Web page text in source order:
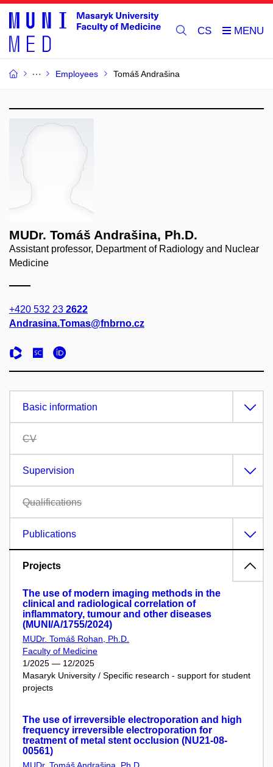
CS
Employees Tomáš Andrašina
MUDr. Tomáš Andrašina, Ph.D.
Assistant professor, Department of Radiology and Nuclear
Medicine
+420 532 23 2622
Andrasina.Tomas@fnbrno.cz
Basic information
CV
Supervision
Qualifications
Publications
Projects
The use of modern imaging methods in the
clinical and radiological correlation of
inflammatory, tumour and other diseases
(MUNI/A/1755/2024)
MUDr. Tomáš Rohan, Ph.D.
Faculty of Medicine
1/2025 — 12/2025
Masaryk University / Specific research - support for student
projects
The use of irreversible electroporation and high
frequency irreversible electroporation for
treatment of metal stent occlusion (NU21-08-
00561)
MUDr. Tomáš Andrašina, Ph.D.